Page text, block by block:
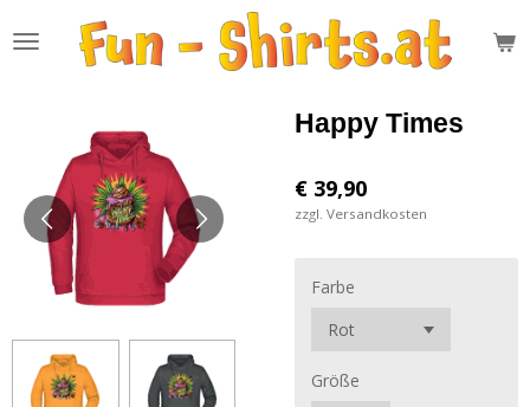
Hauptinhalt
Happy Times
€ 39,90
zzgl. Versandkosten
Farbe
Größe